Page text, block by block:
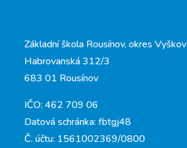
Základní škola Rousínov, okres Vyškov
Habrovanská 312/3
683 01 Rousínov
IČO: 462 709 06
Datová schránka: fbtgj48
Č. účtu: 1561002369/0800